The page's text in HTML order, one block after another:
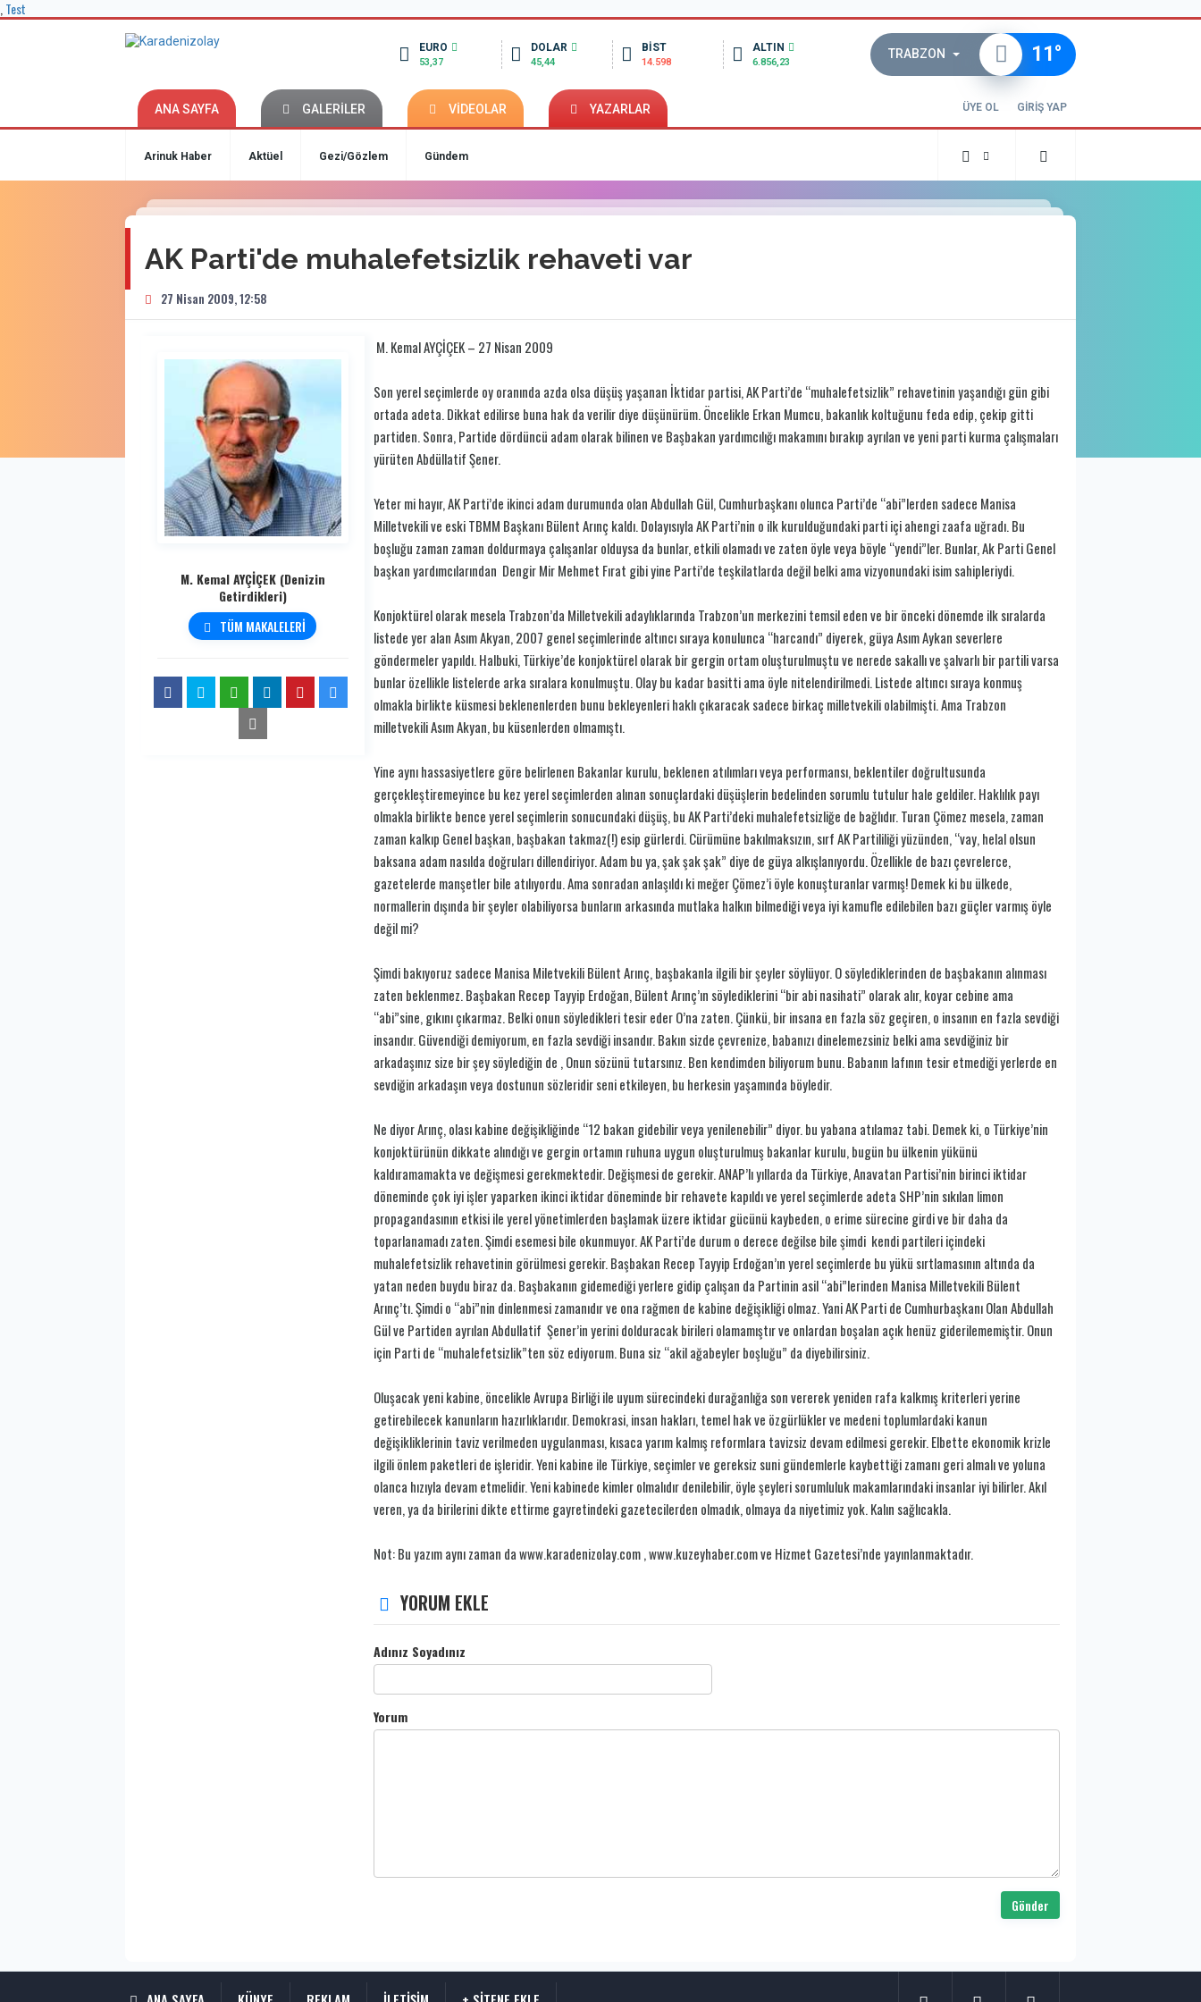
Test
EURO
53,37
DOLAR
45,44
BİST
14.598
ALTIN
6.856,23
TRABZON 11°
ANA SAYFA GALERİLER VİDEOLAR YAZARLAR ÜYE OL GİRİŞ YAP
Arinuk Haber Aktüel Gezi/Gözlem Gündem
AK Parti'de muhalefetsizlik rehaveti var
27 Nisan 2009, 12:58
M. Kemal AYÇİÇEK (Denizin
Getirdikleri)
TÜM MAKALELERİ
M. Kemal AYÇİÇEK – 27 Nisan 2009
Son yerel seçimlerde oy oranında azda olsa düşüş yaşanan İktidar partisi, AK Parti’de “muhalefetsizlik” rehavetinin yaşandığı gün gibi
ortada adeta. Dikkat edilirse buna hak da verilir diye düşünürüm. Öncelikle Erkan Mumcu, bakanlık koltuğunu feda edip, çekip gitti
partiden. Sonra, Partide dördüncü adam olarak bilinen ve Başbakan yardımcılığı makamını bırakıp ayrılan ve yeni parti kurma çalışmaları
yürüten Abdüllatif Şener.
Yeter mi hayır, AK Parti’de ikinci adam durumunda olan Abdullah Gül, Cumhurbaşkanı olunca Parti’de “abi”lerden sadece Manisa
Milletvekili ve eski TBMM Başkanı Bülent Arınç kaldı. Dolayısıyla AK Parti’nin o ilk kurulduğundaki parti içi ahengi zaafa uğradı. Bu
boşluğu zaman zaman doldurmaya çalışanlar olduysa da bunlar, etkili olamadı ve zaten öyle veya böyle “yendi”ler. Bunlar, Ak Parti Genel
başkan yardımcılarından Dengir Mir Mehmet Fırat gibi yine Parti’de teşkilatlarda değil belki ama vizyonundaki isim sahipleriydi.
Konjoktürel olarak mesela Trabzon’da Milletvekili adaylıklarında Trabzon’un merkezini temsil eden ve bir önceki dönemde ilk sıralarda
listede yer alan Asım Akyan, 2007 genel seçimlerinde altıncı sıraya konulunca “harcandı” diyerek, güya Asım Aykan severlere
göndermeler yapıldı. Halbuki, Türkiye’de konjoktürel olarak bir gergin ortam oluşturulmuştu ve nerede sakallı ve şalvarlı bir partili varsa
bunlar özellikle listelerde arka sıralara konulmuştu. Olay bu kadar basitti ama öyle nitelendirilmedi. Listede altıncı sıraya konmuş
olmakla birlikte küsmesi beklenenlerden bunu bekleyenleri haklı çıkaracak sadece birkaç milletvekili olabilmişti. Ama Trabzon
milletvekili Asım Akyan, bu küsenlerden olmamıştı.
Yine aynı hassasiyetlere göre belirlenen Bakanlar kurulu, beklenen atılımları veya performansı, beklentiler doğrultusunda
gerçekleştiremeyince bu kez yerel seçimlerden alınan sonuçlardaki düşüşlerin bedelinden sorumlu tutulur hale geldiler. Haklılık payı
olmakla birlikte bence yerel seçimlerin sonucundaki düşüş, bu AK Parti’deki muhalefetsizliğe de bağlıdır. Turan Çömez mesela, zaman
zaman kalkıp Genel başkan, başbakan takmaz(!) esip gürlerdi. Cürümüne bakılmaksızın, sırf AK Partililiği yüzünden, “vay, helal olsun
baksana adam nasılda doğruları dillendiriyor. Adam bu ya, şak şak şak” diye de güya alkışlanıyordu. Özellikle de bazı çevrelerce,
gazetelerde manşetler bile atılıyordu. Ama sonradan anlaşıldı ki meğer Çömez’i öyle konuşturanlar varmış! Demek ki bu ülkede,
normallerin dışında bir şeyler olabiliyorsa bunların arkasında mutlaka halkın bilmediği veya iyi kamufle edilebilen bazı güçler varmış öyle
değil mi?
Şimdi bakıyoruz sadece Manisa Miletvekili Bülent Arınç, başbakanla ilgili bir şeyler söylüyor. O söylediklerinden de başbakanın alınması
zaten beklenmez. Başbakan Recep Tayyip Erdoğan, Bülent Arınç’ın söylediklerini “bir abi nasihati” olarak alır, koyar cebine ama
“abi”sine, gıkını çıkarmaz. Belki onun söyledikleri tesir eder O’na zaten. Çünkü, bir insana en fazla söz geçiren, o insanın en fazla sevdiği
insandır. Güvendiği demiyorum, en fazla sevdiği insandır. Bakın sizde çevrenize, babanızı dinelemezsiniz belki ama sevdiğiniz bir
arkadaşınız size bir şey söylediğin de , Onun sözünü tutarsınız. Ben kendimden biliyorum bunu. Babanın lafının tesir etmediği yerlerde en
sevdiğin arkadaşın veya dostunun sözleridir seni etkileyen, bu herkesin yaşamında böyledir.
Ne diyor Arınç, olası kabine değişikliğinde “12 bakan gidebilir veya yenilenebilir” diyor. bu yabana atılamaz tabi. Demek ki, o Türkiye’nin
konjoktürünün dikkate alındığı ve gergin ortamın ruhuna uygun oluşturulmuş bakanlar kurulu, bugün bu ülkenin yükünü
kaldıramamakta ve değişmesi gerekmektedir. Değişmesi de gerekir. ANAP’lı yıllarda da Türkiye, Anavatan Partisi’nin birinci iktidar
döneminde çok iyi işler yaparken ikinci iktidar döneminde bir rehavete kapıldı ve yerel seçimlerde adeta SHP’nin sıkılan limon
propagandasının etkisi ile yerel yönetimlerden başlamak üzere iktidar gücünü kaybeden, o erime sürecine girdi ve bir daha da
toparlanamadı zaten. Şimdi esemesi bile okunmuyor. AK Parti’de durum o derece değilse bile şimdi kendi partileri içindeki
muhalefetsizlik rehavetinin görülmesi gerekir. Başbakan Recep Tayyip Erdoğan’ın yerel seçimlerde bu yükü sırtlamasının altında da
yatan neden buydu biraz da. Başbakanın gidemediği yerlere gidip çalışan da Partinin asil “abi”lerinden Manisa Milletvekili Bülent
Arınç’tı. Şimdi o “abi”nin dinlenmesi zamanıdır ve ona rağmen de kabine değişikliği olmaz. Yani AK Parti de Cumhurbaşkanı Olan Abdullah
Gül ve Partiden ayrılan Abdullatif Şener’in yerini dolduracak birileri olamamıştır ve onlardan boşalan açık henüz giderilememiştir. Onun
için Parti de “muhalefetsizlik”ten söz ediyorum. Buna siz “akil ağabeyler boşluğu” da diyebilirsiniz.
Oluşacak yeni kabine, öncelikle Avrupa Birliği ile uyum sürecindeki durağanlığa son vererek yeniden rafa kalkmış kriterleri yerine
getirebilecek kanunların hazırlıklarıdır. Demokrasi, insan hakları, temel hak ve özgürlükler ve medeni toplumlardaki kanun
değişikliklerinin taviz verilmeden uygulanması, kısaca yarım kalmış reformlara tavizsiz devam edilmesi gerekir. Elbette ekonomik krizle
ilgili önlem paketleri de işleridir. Yeni kabine ile Türkiye, seçimler ve gereksiz suni gündemlerle kaybettiği zamanı geri almalı ve yoluna
olanca hızıyla devam etmelidir. Yeni kabinede kimler olmalıdır denilebilir, öyle şeyleri sorumluluk makamlarındaki insanlar iyi bilirler. Akıl
veren, ya da birilerini dikte ettirme gayretindeki gazetecilerden olmadık, olmaya da niyetimiz yok. Kalın sağlıcakla.
Not: Bu yazım aynı zaman da www.karadenizolay.com , www.kuzeyhaber.com ve Hizmet Gazetesi’nde yayınlanmaktadır.
YORUM EKLE
Adınız Soyadınız
Yorum
Gönder